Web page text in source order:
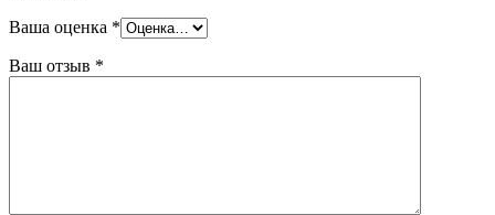
Ваша оценка *
Ваш отзыв *